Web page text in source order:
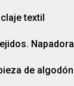
textil
Napadora
de algodón